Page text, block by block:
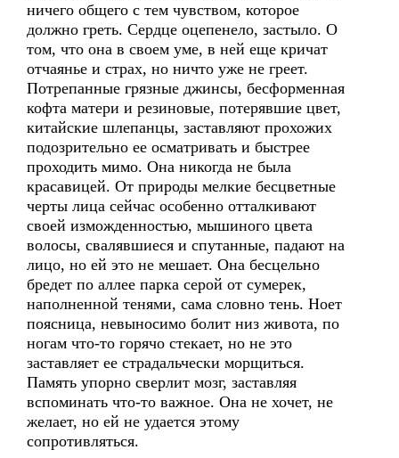
ничего общего с тем чувством, которое
должно греть. Сердце оцепенело, застыло. О
том, что она в своем уме, в ней еще кричат
отчаянье и страх, но ничто уже не греет.
Потрепанные грязные джинсы, бесформенная
кофта матери и резиновые, потерявшие цвет,
китайские шлепанцы, заставляют прохожих
подозрительно ее осматривать и быстрее
проходить мимо. Она никогда не была
красавицей. От природы мелкие бесцветные
черты лица сейчас особенно отталкивают
своей изможденностью, мышиного цвета
волосы, свалявшиеся и спутанные, падают на
лицо, но ей это не мешает. Она бесцельно
бредет по аллее парка серой от сумерек,
наполненной тенями, сама словно тень. Ноет
поясница, невыносимо болит низ живота, по
ногам что-то горячо стекает, но не это
заставляет ее страдальчески морщиться.
Память упорно сверлит мозг, заставляя
вспоминать что-то важное. Она не хочет, не
желает, но ей не удается этому
сопротивляться.